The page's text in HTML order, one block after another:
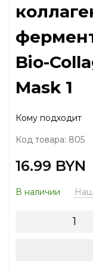
Bio-
Mask 1
Кому подходит
Код товара: 805
16.99 BYN
В наличии